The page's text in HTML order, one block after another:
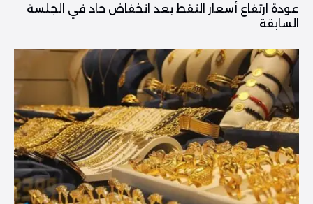
عودة ارتفاع أسعار النفط بعد انخفاض حاد في الجلسة
السابقة